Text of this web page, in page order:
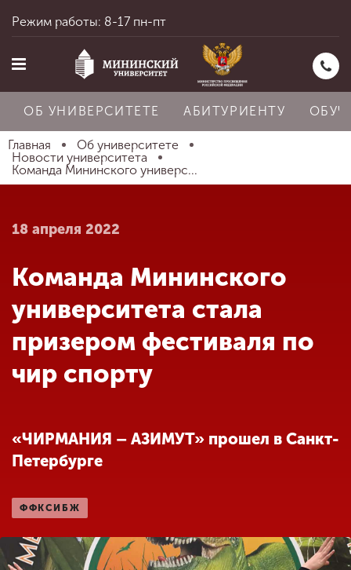
Главная
Абитуриенту
Обучение
Международная
Другие виды
деятельности
Режим работы: 8-17 пн-пт
ОБ УНИВЕРСИТЕТЕ АБИТУРИЕНТУ
Главная
Об университете
Новости университета
Команда Мининского универс...
18 апреля 2022
Команда Мининского
университета стала
призером фестиваля по
чир спорту
«ЧИРМАНИЯ – АЗИМУТ» прошел в Санкт-
Петербурге
ФФКСИБЖ